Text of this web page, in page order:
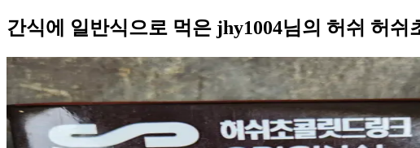
간식에 일반식으로 먹은 jhy1004님의 허쉬 허